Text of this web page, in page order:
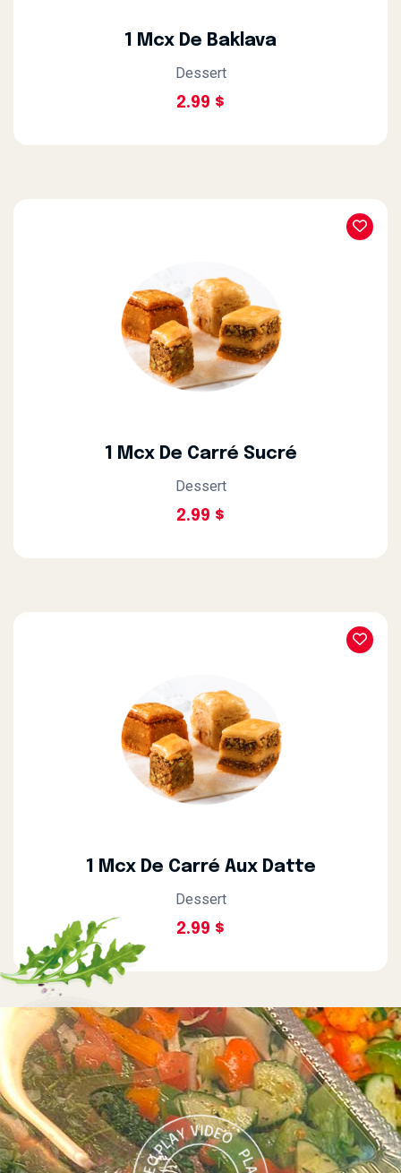
1 Mcx De Baklava
Dessert
2.99 $
1 Mcx De Carré Sucré
Dessert
2.99 $
1 Mcx De Carré Aux Datte
Dessert
2.99 $